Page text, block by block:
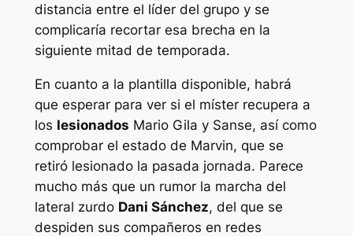
distancia entre el líder del grupo y se
complicaría recortar esa brecha en la
siguiente mitad de temporada.
En cuanto a la plantilla disponible, habrá
que esperar para ver si el míster recupera a
los lesionados Mario Gila y Sanse, así como
comprobar el estado de Marvin, que se
retiró lesionado la pasada jornada. Parece
mucho más que un rumor la marcha del
lateral zurdo Dani Sánchez, del que se
despiden sus compañeros en redes